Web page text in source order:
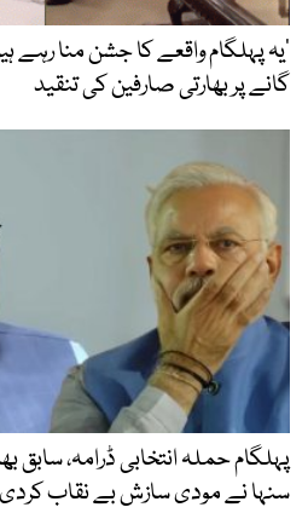
’یہ پہلگام واقعے کا جشن منا رہے
گانے پر بھارتی صارفین کی تنقید
پہلگام حملہ انتخابی ڈرامہ، سابق
سنہا نے مودی سازش بے نقاب کردی